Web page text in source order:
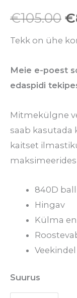
€105.00 €
Tekk on ühe
Meie e-poest
edaspidi
Mitmekülgne
saab kasutada
kaitset
840D
Hingav
Külma
Veekindel
Suurus